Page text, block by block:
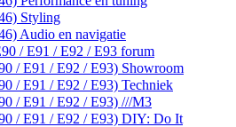
Styling
Audio en navigatie
/ E91 / E92 / E93 forum
/ E91 / E92 / E93) Showroom
/ E91 / E92 / E93) Techniek
/ E91 / E92 / E93) ///M3
/ E91 / E92 / E93) DIY: Do It